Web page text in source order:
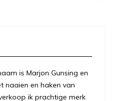
is Marjon Gunsing en
naaien en haken van
ik prachtige merk